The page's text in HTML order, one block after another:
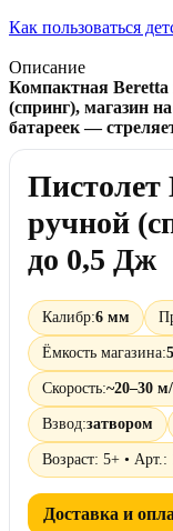
Как пользоваться
Описание
Компактная
(спринг), магазин на
батареек—
ручной
до 0,5 Дж
Калибр:6 мм
Ёмкость магазина:5
Скорость:~20–30
Взвод:затвором
Возраст: 5+ • Арт.:
Доставка и